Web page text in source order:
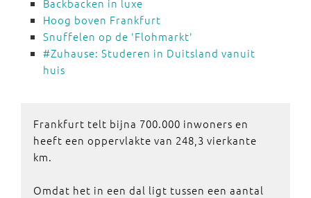
Backbacken in luxe
Hoog boven Frankfurt
Snuffelen op de 'Flohmarkt'
#Zuhause: Studeren in Duitsland vanuit
huis
Frankfurt telt bijna 700.000 inwoners en
heeft een oppervlakte van 248,3 vierkante
km.
Omdat het in een dal ligt tussen een aantal